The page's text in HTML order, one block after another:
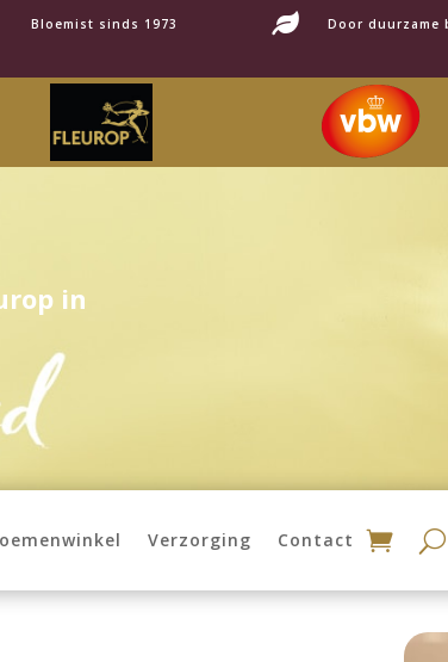
Bloemist sinds 1973  Door duurzame
in
Verzorging Contact